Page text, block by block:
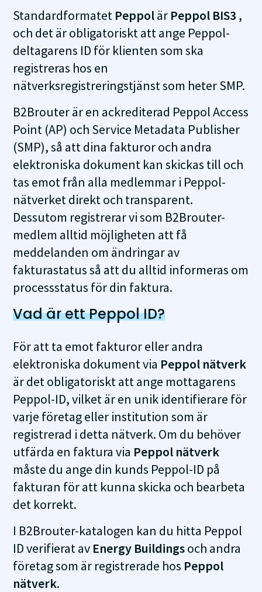
Standardformatet Peppolär Peppol BIS3 ,
och det är obligatoriskt att ange Peppol-
deltagarens ID för klienten som ska
registreras hos en
nätverksregistreringstjänst som heter SMP.
B2Brouter är en ackrediterad Peppol Access
Point (AP) och Service Metadata Publisher
(SMP), så att dina fakturor och andra
elektroniska dokument kan skickas till och
tas emot från alla medlemmar i Peppol-
nätverket direkt och transparent.
Dessutom registrerar vi som B2Brouter-
medlem alltid möjligheten att få
meddelanden om ändringar av
fakturastatus så att du alltid informeras om
processstatus för din faktura.
Vad är ett Peppol ID?
För att ta emot fakturor eller andra
elektroniska dokument via Peppol nätverk
är det obligatoriskt att ange mottagarens
Peppol-ID, vilket är en unik identifierare för
varje företag eller institution som är
registrerad i detta nätverk. Om du behöver
utfärda en faktura via Peppol nätverk
måste du ange din kunds Peppol-ID på
fakturan för att kunna skicka och bearbeta
det korrekt.
I B2Brouter-katalogen kan du hitta Peppol
ID verifierat av Energy Buildingsoch andra
företag som är registrerade hos Peppol
nätverk.